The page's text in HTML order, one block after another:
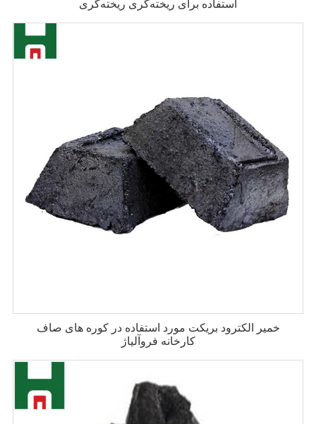
استفاده برای ریخته‌گری ریخته‌گری
خمیر الکترود بریکت مورد استفاده در کوره های صاف
کارخانه فروآلیاژ